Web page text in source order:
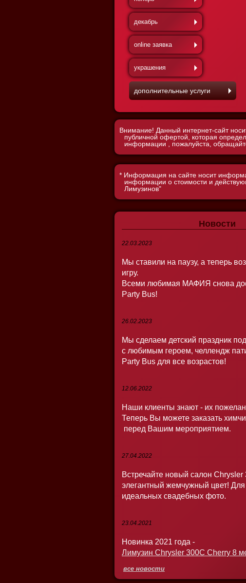
декабрь
online заявка
украшения
дополнительные услуги
Внимание! Данный интернет-сайт
публичной офертой, которая
информации , пожалуйста,
* Информация на сайте носит
информации о стоимости и
Лимузинов"
Новости
22.03.2023
Мы ставили на паузу, а теперь
игру.
Всеми любимая МАФИЯ снова
Party Bus!
26.02.2023
Мы сделаем детский праздник
с любимым героем, челлендж
Party Bus для все возрастов!
12.06.2022
Наши клиенты знают - их
Теперь Вы можете заказать
перед Вашим мероприятием.
27.04.2022
Встречайте новый салон
элегантный жемчужный цвет!
идеальных свадебных фото.
23.04.2021
Новинка 2021 года -
Лимузин Chrysler 300C Cherry 8
все новости